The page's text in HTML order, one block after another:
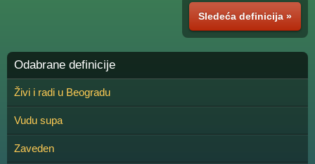
Sledeća definicija »
Odabrane definicije
Živi i radi u Beogradu
Vudu supa
Zaveden